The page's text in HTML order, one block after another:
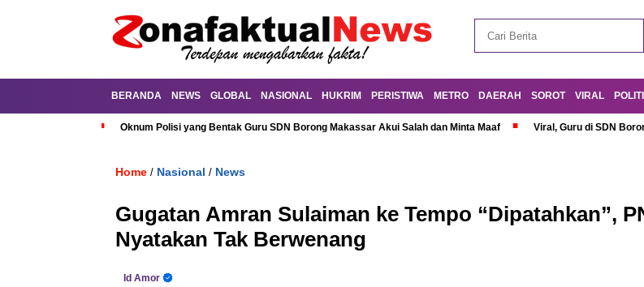
BERANDA NEWS GLOBAL NASIONAL HUKRIM PERISTIWA METRO DAERAH SOROT VIRAL
Oknum Polisi yang Bentak Guru SDN Borong Makassar Akui Salah dan Minta Maaf Viral, Guru di SDN
Home / Nasional / News
Gugatan Amran Sulaiman ke Tempo “Dipatahkan”,
Nyatakan Tak Berwenang
Id Amor